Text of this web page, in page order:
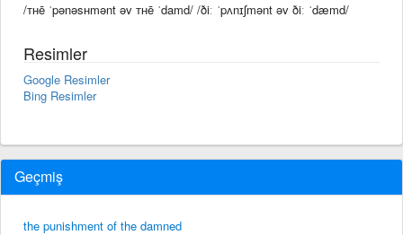
/ᴛʜē ˈpənəsʜmənt əv ᴛʜē ˈdamd/ /ðiː ˈpʌnɪʃmənt əv ðiː ˈdæmd/
Resimler
Google Resimler
Bing Resimler
Geçmiş
the punishment of the damned